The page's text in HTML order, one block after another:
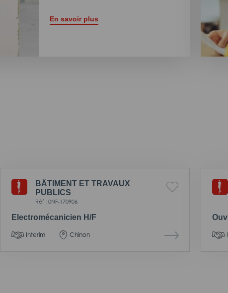
En savoir plus
BÂTIMENT ET TRAVAUX
PUBLICS
Réf : 0NF-170906
Electromécanicien H/F
Interim Chinon